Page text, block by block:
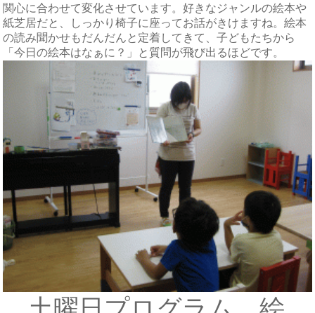
関心に合わせて変化させています。好きなジャンルの絵本や
紙芝居だと、しっかり椅子に座ってお話がきけますね。絵本
の読み聞かせもだんだんと定着してきて、子どもたちから
「今日の絵本はなぁに？」と質問が飛び出るほどです。